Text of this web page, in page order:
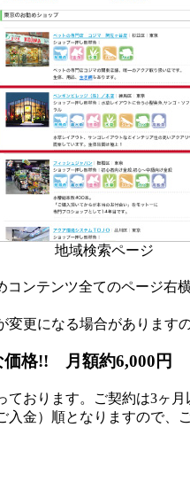
地域検索ページ
ンテンツ全てのページ右
更になる場合があります
価格!! 月額約6,000円
おります。ご契約は3ヶ
金）順となりますので、